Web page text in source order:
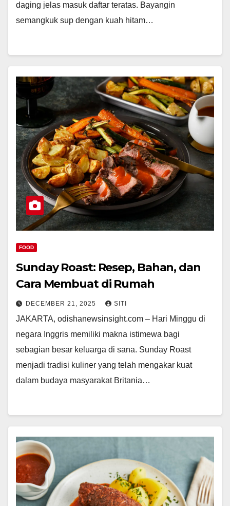
daging jelas masuk daftar teratas. Bayangin
semangkuk sup dengan kuah hitam…
FOOD
Sunday Roast: Resep, Bahan, dan
Cara Membuat di Rumah
DECEMBER 21, 2025 SITI
JAKARTA, odishanewsinsight.com – Hari Minggu di
negara Inggris memiliki makna istimewa bagi
sebagian besar keluarga di sana. Sunday Roast
menjadi tradisi kuliner yang telah mengakar kuat
dalam budaya masyarakat Britania…